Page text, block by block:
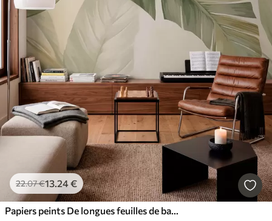
22.07€13.24€
Papiers peints De longues feuilles de bananier